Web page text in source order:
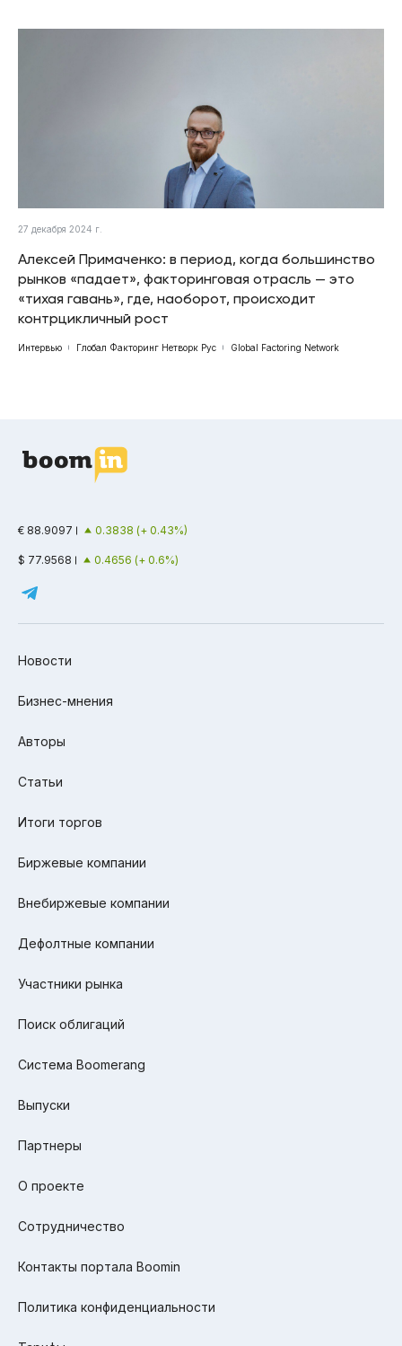
27 декабря 2024 г.
Алексей Примаченко: в период, когда большинство
рынков «падает», факторинговая отрасль — это
«тихая гавань», где, наоборот, происходит
контрцикличный рост
Интервью Глобал Факторинг Нетворк Рус Global Factoring Network
€ 88.9097 0.3838 (+ 0.43%)
$ 77.9568 0.4656 (+ 0.6%)
Новости
Бизнес-мнения
Авторы
Статьи
Итоги торгов
Биржевые компании
Внебиржевые компании
Дефолтные компании
Участники рынка
Поиск облигаций
Система Boomerang
Выпуски
Партнеры
О проекте
Сотрудничество
Контакты портала Boomin
Политика конфиденциальности